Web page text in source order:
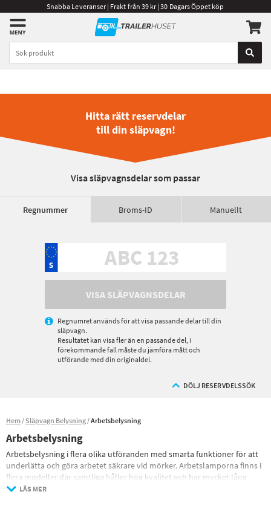
Snabba Leveranser | Frakt från 39 kr | 30 Dagars Öppet köp
Hitta rätt reservdelar
till din släpvagn!
Visa släpvagnsdelar som passar
Regnummer Broms-ID Manuellt
VISA SLÄPVAGNSDELAR
Regnumret används för att visa passande delar till din
släpvagn.
Resultatet kan visa fler än en passande del, i
förekommande fall måste du jämföra mått och
utförande med din originaldel.
DÖLJ RESERVDELSSÖK
Hem Släpvagn Belysning Arbetsbelysning
Arbetsbelysning
Arbetsbelysning i flera olika utföranden med smarta funktioner för att
underlätta och göra arbetet säkrare vid mörker. Arbetslamporna finns i
flera modeller där samtliga håller hög kvalitet och har mycket lång
livslängd. Arbetsbelysnignen finns med färdiga kablage för inkoppling i
LÄS MER